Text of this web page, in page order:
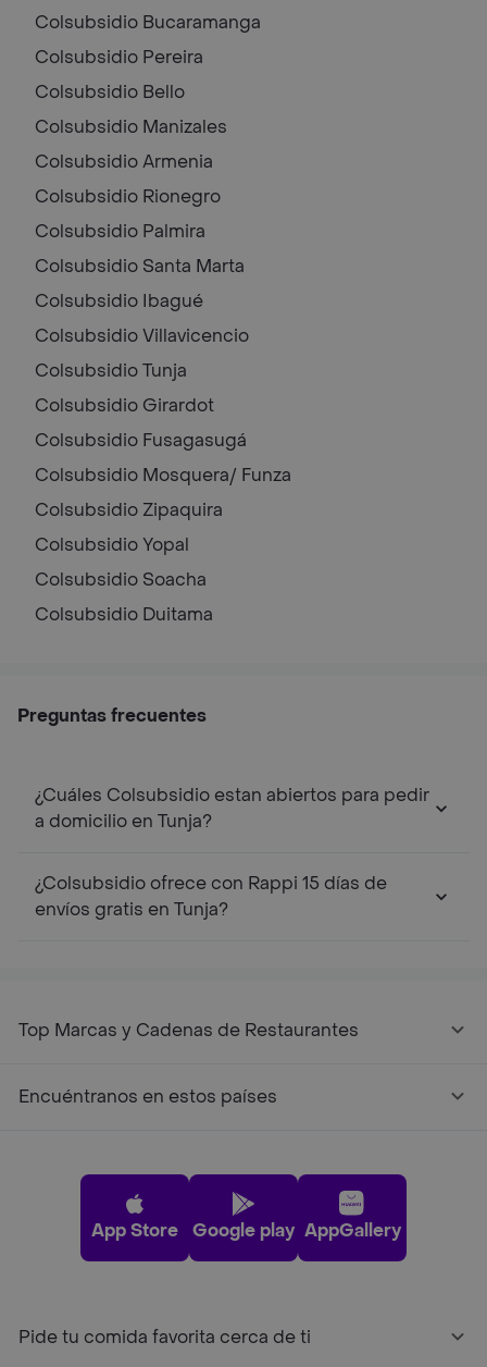
Colsubsidio Bucaramanga
Colsubsidio Pereira
Colsubsidio Bello
Colsubsidio Manizales
ColsubsidioArmenia
Colsubsidio Rionegro
Colsubsidio Palmira
Colsubsidio Santa Marta
Colsubsidio Ibagué
ColsubsidioVillavicencio
ColsubsidioTunja
Colsubsidio Girardot
Colsubsidio Fusagasugá
Colsubsidio Mosquera/ Funza
Colsubsidio Zipaquira
ColsubsidioYopal
Colsubsidio Soacha
Colsubsidio Duitama
Preguntas frecuentes
¿Cuáles Colsubsidio estan abiertos para pedir
a domicilio en Tunja?
¿Colsubsidio ofrece con Rappi 15 días de
envíos gratis en Tunja?
Top Marcas y Cadenas de Restaurantes
Encuéntranos en estos países
App Store Google play AppGallery
Pide tu comida favorita cerca de ti